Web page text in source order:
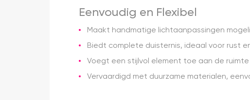
Eenvoudig en Flexibel
Maakt handmatige lichtaanpassingen
Biedt complete duisternis, ideaal voor rust
Voegt een stijlvol element toe aan de
Vervaardigd met duurzame materialen,